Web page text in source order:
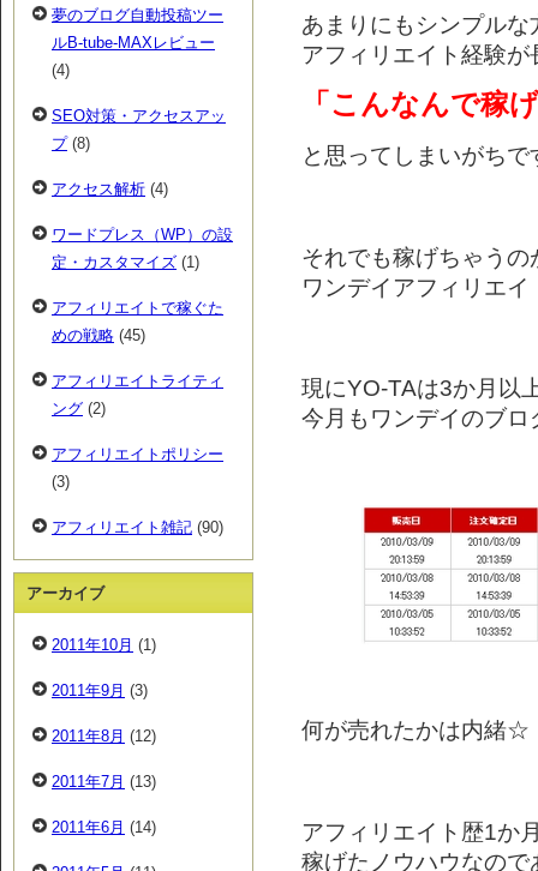
あまりにもシンプルな
アフィリエイト経験
「こんなんで稼
と思ってしまいがちで
それでも稼げちゃうの
ワンデイアフィリエイ
現にYO-TAは3か月以
今月もワンデイのブ
何が売れたかは内緒☆
アフィリエイト歴1か
稼げたノウハウなの
夢のブログ自動投稿ツー
ルB-tube-MAXレビュー
(4)
SEO対策・アクセスアッ
プ(8)
アクセス解析 (4)
ワードプレス（WP）の設
定・カスタマイズ (1)
アフィリエイトで稼ぐた
めの戦略 (45)
アフィリエイトライティ
ング (2)
アフィリエイトポリシー
(3)
アフィリエイト雑記 (90)
アーカイブ
2011年10月 (1)
2011年9月 (3)
2011年8月 (12)
2011年7月 (13)
2011年6月 (14)